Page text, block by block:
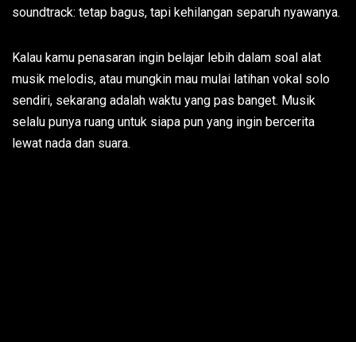
soundtrack: tetap bagus, tapi kehilangan separuh nyawanya.
Kalau kamu penasaran ingin belajar lebih dalam soal alat
musik melodis, atau mungkin mau mulai latihan vokal solo
sendiri, sekarang adalah waktu yang pas banget. Musik
selalu punya ruang untuk siapa pun yang ingin bercerita
lewat nada dan suara.